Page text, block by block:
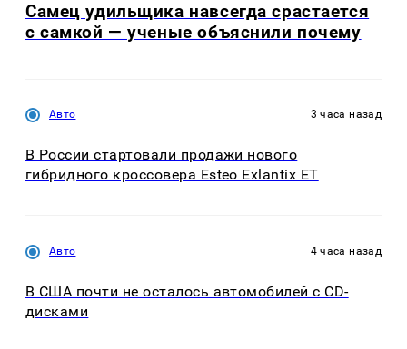
Самец удильщика навсегда срастается
с самкой — ученые объяснили почему
Авто 3 часа назад
В России стартовали продажи нового
гибридного кроссовера Esteo Exlantix ET
Авто 4 часа назад
В США почти не осталось автомобилей с CD-
дисками